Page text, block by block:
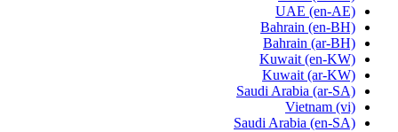
UAE (en-AE)
Bahrain (en-BH)
Bahrain (ar-BH)
Kuwait (en-KW)
Kuwait (ar-KW)
Saudi Arabia (ar-SA)
Vietnam (vi)
Saudi Arabia (en-SA)